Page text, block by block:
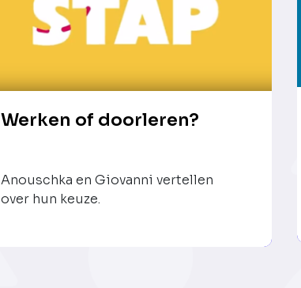
Werken of doorleren?
Anouschka en Giovanni vertellen
over hun keuze.